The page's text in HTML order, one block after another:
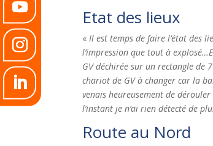
Etat des lieux
« Il est temps de faire l’état des
l’impression que tout à
GV déchirée sur un rectangle de
chariot de GV à changer car la
venais heureusement de
l’instant je n’ai rien détecté de
Route au Nord